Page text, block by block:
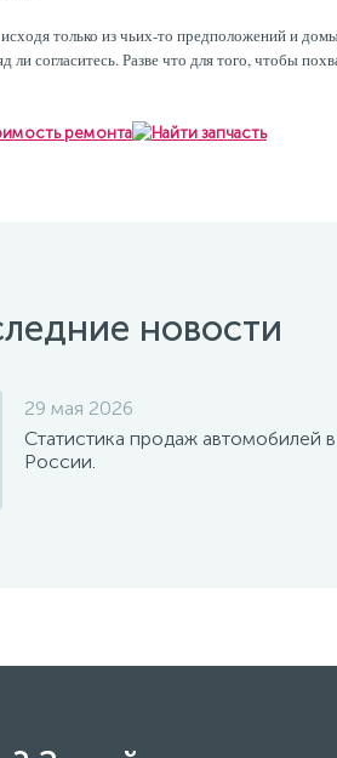
только из чьих-то предположений и
согласитесь. Разве что для того, чтобы
новости
29 мая 2026
Статистика продаж автомобилей в
России.